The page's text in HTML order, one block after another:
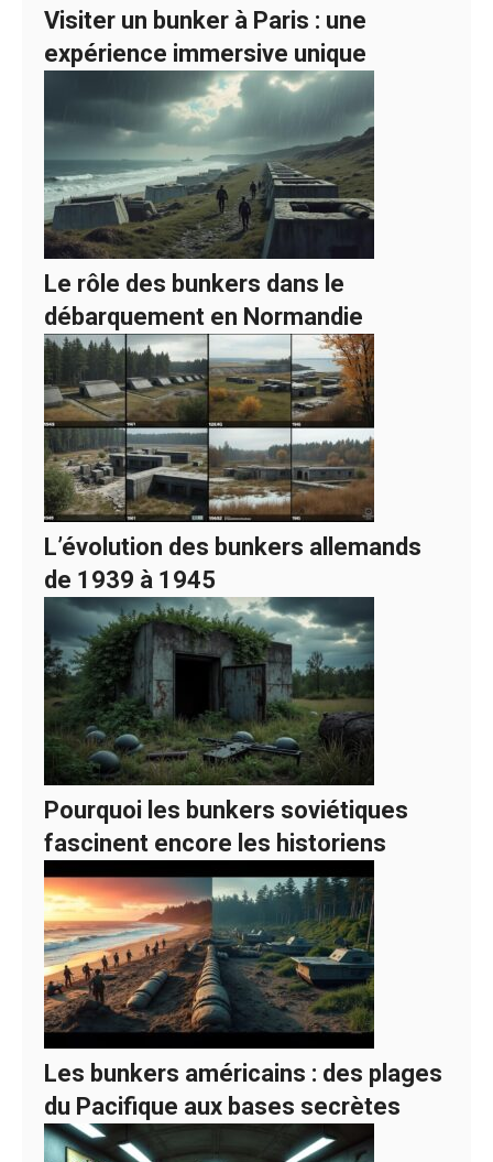
Visiter un bunker à Paris : une
expérience immersive unique
Le rôle des bunkers dans le
débarquement en Normandie
L’évolution des bunkers allemands
de 1939 à 1945
Pourquoi les bunkers soviétiques
fascinent encore les historiens
Les bunkers américains : des plages
du Pacifique aux bases secrètes